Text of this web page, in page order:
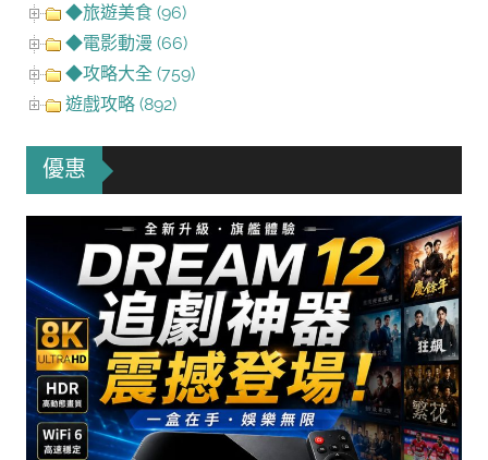
◆旅遊美食 (96)
◆電影動漫 (66)
◆攻略大全 (759)
遊戲攻略 (892)
優惠